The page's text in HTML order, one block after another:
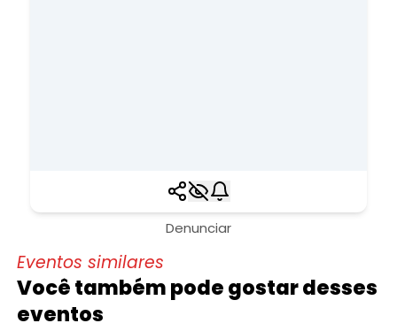
Denunciar
Eventos similares
Você também pode gostar desses
eventos